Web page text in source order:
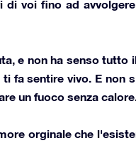
voi fino ad
e non ha senso tutto
fa sentire vivo. E non
un fuoco senza calore.
orginale che